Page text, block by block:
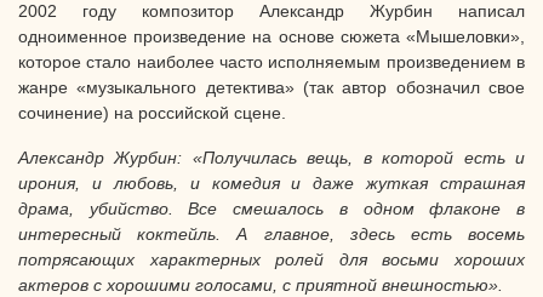
2002 году композитор Александр Журбин написал
одноименное произведение на основе сюжета «Мышеловки»,
которое стало наиболее часто исполняемым произведением в
жанре «музыкального детектива» (так автор обозначил свое
сочинение) на российской сцене.
Александр Журбин: «Получилась вещь, в которой есть и
ирония, и любовь, и комедия и даже жуткая страшная
драма, убийство. Все смешалось в одном флаконе в
интересный коктейль. А главное, здесь есть восемь
потрясающих характерных ролей для восьми хороших
актеров с хорошими голосами, с приятной внешностью».